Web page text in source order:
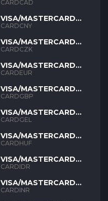
CAD
CARDCAD
VISA/MASTERCARD
CNY
CARDCNY
VISA/MASTERCARD
CZK
CARDCZK
VISA/MASTERCARD
EUR
CARDEUR
VISA/MASTERCARD
GBP
CARDGBP
VISA/MASTERCARD
GEL
CARDGEL
VISA/MASTERCARD
HUF
CARDHUF
VISA/MASTERCARD
IDR
CARDIDR
VISA/MASTERCARD
INR
CARDINR